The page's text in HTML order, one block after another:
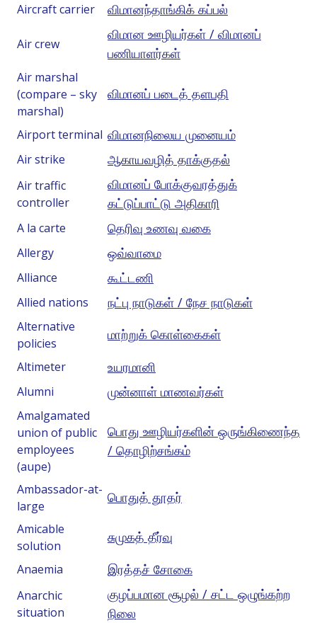
Aircraft carrier விமானந்தாங்கிக் கப்பல்
Air crew
விமான ஊழியர்கள் / விமானப்
பணியாளர்கள்
Air marshal
(compare – sky
marshal)
விமானப் படைத் தளபதி
Airport terminal விமானநிலைய முனையம்
Air strike ஆகாயவழித் தாக்குதல்
Air traffic
controller
விமானப் போக்குவரத்துக்
கட்டுப்பாட்டு அதிகாரி
A la carte தெரிவு உணவு வகை
Allergy ஒவ்வாமை
Alliance கூட்டணி
Allied nations நட்பு நாடுகள் / நேச நாடுகள்
Alternative
policies
மாற்றுக் கொள்கைகள்
Altimeter உயரமானி
Alumni முன்னாள் மாணவர்கள்
Amalgamated
union of public
employees
(aupe)
பொது ஊழியர்களின் ஒருங்கிணைந்த
/ தொழிற்சங்கம்
Ambassador-at-
large
பொதுத் தூதர்
Amicable
solution
சுமுகத் தீர்வு
Anaemia இரத்தச் சோகை
Anarchic
situation
குழப்பமான சூழல் / சட்ட ஒழுங்கற்ற
நிலை